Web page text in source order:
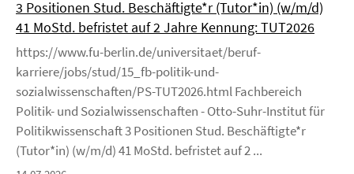
3 Positionen Stud. Beschäftigte*r (Tutor*in) (w/m/d)
41 MoStd. befristet auf 2 Jahre Kennung: TUT2026
https://www.fu-berlin.de/universitaet/beruf-
karriere/jobs/stud/15_fb-politik-und-
sozialwissenschaften/PS-TUT2026.html Fachbereich
Politik- und Sozialwissenschaften - Otto-Suhr-Institut für
Politikwissenschaft 3 Positionen Stud. Beschäftigte*r
(Tutor*in) (w/m/d) 41 MoStd. befristet auf 2 ...